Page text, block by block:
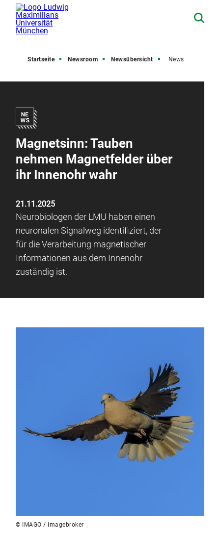
Startseite Newsroom Newsübersicht News
Magnetsinn: Tauben
nehmen Magnetfelder über
ihr Innenohr wahr
21.11.2025
Neurobiologen der LMU haben einen
neuronalen Signalweg identifiziert, der
für die Verarbeitung magnetischer
Informationen aus dem Innenohr
zuständig ist.
© IMAGO / imagebroker